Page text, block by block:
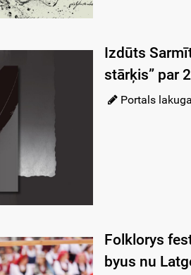
Izdūts
stārķis” par
Portals
Folklorys
byus nu